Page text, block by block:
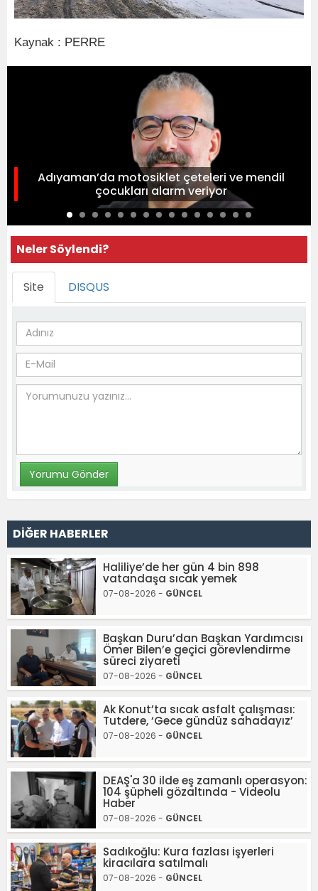
Kaynak : PERRE
Adıyaman’da motosiklet çeteleri ve mendil
çocukları alarm veriyor
Neler Söylendi?
Site DISQUS
DİĞER HABERLER
Haliliye’de her gün 4 bin 898
vatandaşa sıcak yemek
07-08-2026 - GÜNCEL
Başkan Duru’dan Başkan Yardımcısı
Ömer Bilen’e geçici görevlendirme
süreci ziyareti
07-08-2026 - GÜNCEL
Ak Konut’ta sıcak asfalt çalışması:
Tutdere, ‘Gece gündüz sahadayız’
07-08-2026 - GÜNCEL
DEAŞ'a 30 ilde eş zamanlı operasyon:
104 şüpheli gözaltında - Videolu
Haber
07-08-2026 - GÜNCEL
Sadıkoğlu: Kura fazlası işyerleri
kiracılara satılmalı
07-08-2026 - GÜNCEL